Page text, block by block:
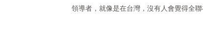
領導者，就像是在台灣，沒有人會覺得全